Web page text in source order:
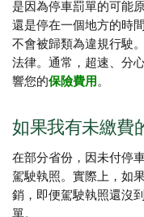
是因為停車罰單的可能
還是停在一個地方的時
不會被歸類為違規行駛
法律。通常，超速、分
響您的保險費用 。
如果我有未繳費
在部分省份，因未付停
駕駛執照。實際上，如
銷，即便駕駛執照還沒
單。